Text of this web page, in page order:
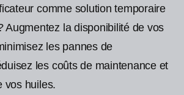
comme solution temporaire
Augmentez la disponibilité de vos
les pannes de
les coûts de maintenance et
vos huiles.